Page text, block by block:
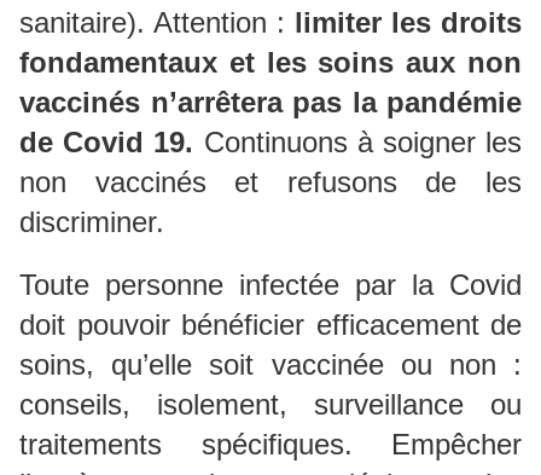
sanitaire). Attention : limiter les droits
fondamentaux et les soins aux non
vaccinés n’arrêtera pas la pandémie
de Covid 19. Continuons à soigner les
non vaccinés et refusons de les
discriminer.
Toute personne infectée par la Covid
doit pouvoir bénéficier efficacement de
soins, qu’elle soit vaccinée ou non :
conseils, isolement, surveillance ou
traitements spécifiques. Empêcher